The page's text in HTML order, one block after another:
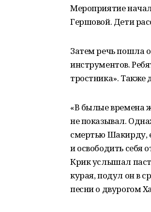
Мероприятие
Гершовой. Дети
Затем речь пошла
инструментов.
тростника».
«В былые времена
не показывал.
смертью Шакирду,
и освободить себя
Крик услышал
курая, подул он в
песни о двурогом